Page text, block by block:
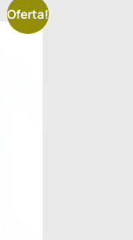
Oferta!